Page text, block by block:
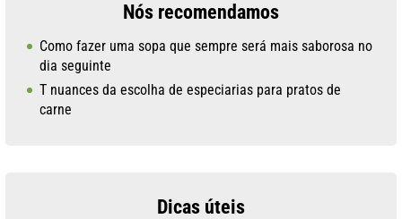
Nós recomendamos
Como fazer uma sopa que sempre será mais saborosa no
dia seguinte
T nuances da escolha de especiarias para pratos de
carne
Dicas úteis